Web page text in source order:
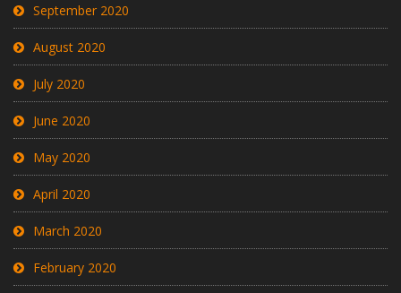
September 2020
August 2020
July 2020
June 2020
May 2020
April 2020
March 2020
February 2020